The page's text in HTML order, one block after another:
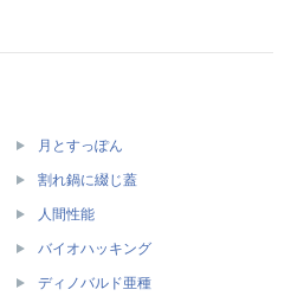
月とすっぽん
割れ鍋に綴じ蓋
人間性能
バイオハッキング
ディノバルド亜種